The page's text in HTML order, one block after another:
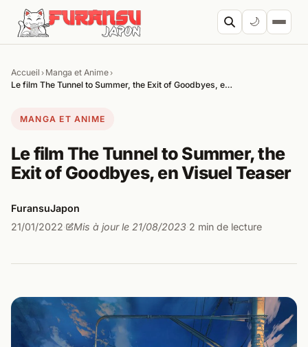
Aller au contenu
🌙
Accueil › Manga et Anime›
Le film The Tunnel to Summer, the Exit of Goodbyes, e…
MANGA ET ANIME
Le film The Tunnel to Summer, the
Exit of Goodbyes, en Visuel Teaser
FuransuJapon
21/01/2022· Mis à jour le 21/08/2023· 2 min de lecture